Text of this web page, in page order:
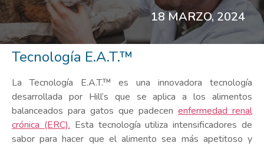
18 MARZO, 2024
Tecnología E.A.T.™
La Tecnología E.A.T.™ es una innovadora tecnología
desarrollada por Hill’s que se aplica a los alimentos
balanceados para gatos que padecen enfermedad renal
crónica (ERC). Esta tecnología utiliza intensificadores de
sabor para hacer que el alimento sea más apetitoso y